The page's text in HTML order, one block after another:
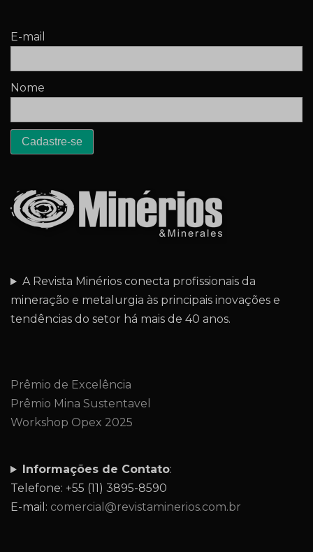
E-mail
Nome
A Revista Minérios conecta profissionais da
mineração e metalurgia às principais inovações e
tendências do setor há mais de 40 anos.
Prêmio de Excelência
Prêmio Mina Sustentavel
Workshop Opex 2025
Informações de Contato:
Telefone: +55 (11) 3895-8590
E-mail: comercial@revistaminerios.com.br